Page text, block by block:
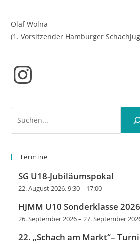
Olaf Wolna
(1. Vorsitzender Hamburger
Instagram
Termine
SG U18-Jubiläumspokal
22. August 2026, 9:30– 17:00
HJMM U10 Sonderklasse 2026
26. September 2026–27. September
22. „Schach am Markt“–